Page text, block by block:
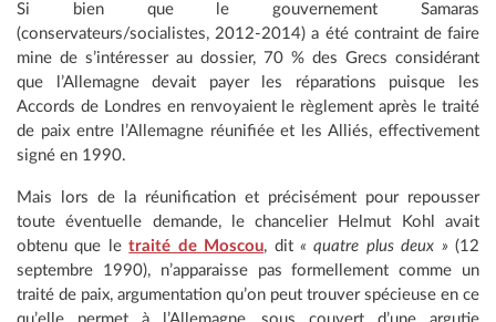
Si bien que le gouvernement Samaras
(conservateurs/socialistes, 2012-2014) a été contraint de faire
mine de s’intéresser au dossier, 70 % des Grecs considérant
que l’Allemagne devait payer les réparations puisque les
Accords de Londres en renvoyaient le règlement après le traité
de paix entre l’Allemagne réunifiée et les Alliés, effectivement
signé en 1990.
Mais lors de la réunification et précisément pour repousser
toute éventuelle demande, le chancelier Helmut Kohl avait
obtenu que letraité de Moscou, dit « quatre plus deux » (12
septembre 1990), n’apparaisse pas formellement comme un
traité de paix, argumentation qu’on peut trouver spécieuse en ce